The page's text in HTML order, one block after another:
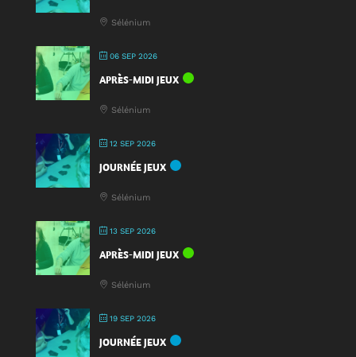
Sélénium
06 SEP 2026
APRÈS-MIDI JEUX
Sélénium
12 SEP 2026
JOURNÉE JEUX
Sélénium
13 SEP 2026
APRÈS-MIDI JEUX
Sélénium
19 SEP 2026
JOURNÉE JEUX